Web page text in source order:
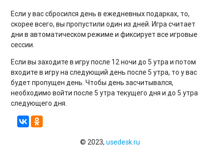
Если у вас сбросился день в ежедневных подарках, то,
скорее всего, вы пропустили один из дней. Игра считает
дни в автоматическом режиме и фиксирует все игровые
сессии.
Если вы заходите в игру после 12 ночи до 5 утра и потом
входите в игру на следующий день после 5 утра, то у вас
будет пропущен день. Чтобы день засчитывался,
необходимо войти после 5 утра текущего дня и до 5 утра
следующего дня.
© 2023, usedesk.ru